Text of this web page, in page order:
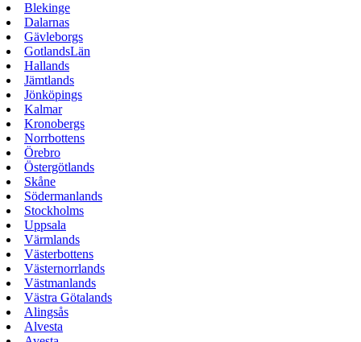
Blekinge
Dalarnas
Gävleborgs
GotlandsLän
Hallands
Jämtlands
Jönköpings
Kalmar
Kronobergs
Norrbottens
Örebro
Östergötlands
Skåne
Södermanlands
Stockholms
Uppsala
Värmlands
Västerbottens
Västernorrlands
Västmanlands
Västra Götalands
Alingsås
Alvesta